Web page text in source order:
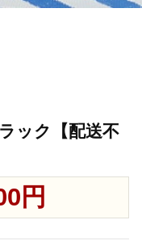
ック【配送不
円